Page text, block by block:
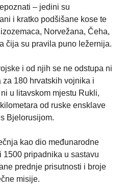
– jedini su
i kratko podšišane kose te
Norvežana, Čeha,
čija su pravila puno ležernija.
i od njih se ne odstupa ni
za 180 hrvatskih vojnika i
u litavskom mjestu Rukli,
od ruske ensklave
Bjelorusijom.
kao dio međunarodne
1500 pripadnika u sastavu
prednje prisutnosti i broje
misije.